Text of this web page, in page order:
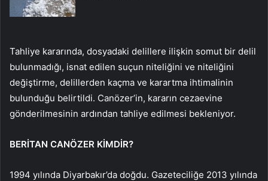
Tahliye kararında, dosyadaki delillere ilişkin somut bir delil
bulunmadığı, isnat edilen suçun niteliğini ve niteliğini
değiştirme, delillerden kaçma ve karartma ihtimalinin
bulunduğu belirtildi. Canözer’in, kararın cezaevine
gönderilmesinin ardından tahliye edilmesi bekleniyor.
BERİTAN CANÖZER KİMDİR?
1994 yılında Diyarbakır’da doğdu. Gazeteciliğe 2013 yılında